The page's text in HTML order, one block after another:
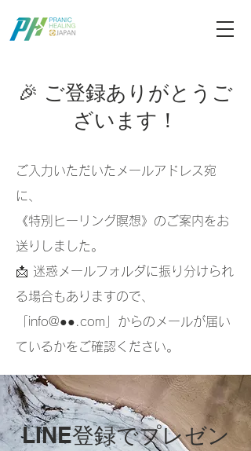
🎉 ご登録ありがとうご
ざいます！
ご入力いただいたメールアドレス宛
に、
《特別ヒーリング瞑想》のご案内をお
送りしました。
📩 迷惑メールフォルダに振り分けられ
る場合もありますので、
「info@●●.com」からのメールが届い
ているかをご確認ください。
LINE登録でプレゼン